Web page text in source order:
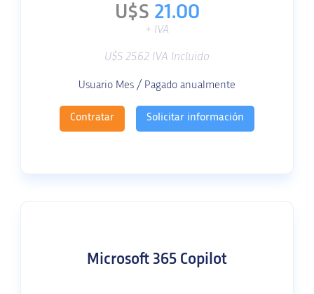
U$S 21.00
+ IVA
U$S 25.62 IVA Incluido
Usuario Mes / Pagado anualmente
Contratar Solicitar información
Microsoft 365 Copilot